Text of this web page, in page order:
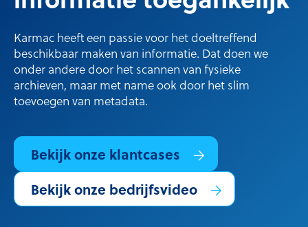
Karmac heeft een passie voor het doeltreffend
beschikbaar maken van informatie. Dat doen we
onder andere door het scannen van fysieke
archieven, maar met name ook door het slim
toevoegen van metadata.
Bekijk onze klantcases
Bekijk onze bedrijfsvideo